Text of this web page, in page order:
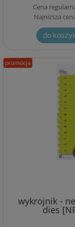
Cena
Najniższa
do
wykrojnik -
dies
promocja